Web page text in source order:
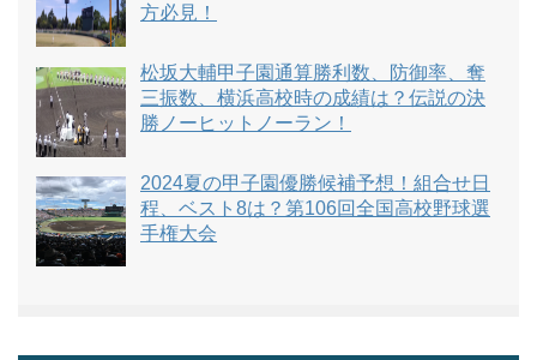
方必見！
松坂大輔甲子園通算勝利数、防御率、奪
三振数、横浜高校時の成績は？伝説の決
勝ノーヒットノーラン！
2024夏の甲子園優勝候補予想！組合せ日
程、ベスト8は？第106回全国高校野球選
手権大会